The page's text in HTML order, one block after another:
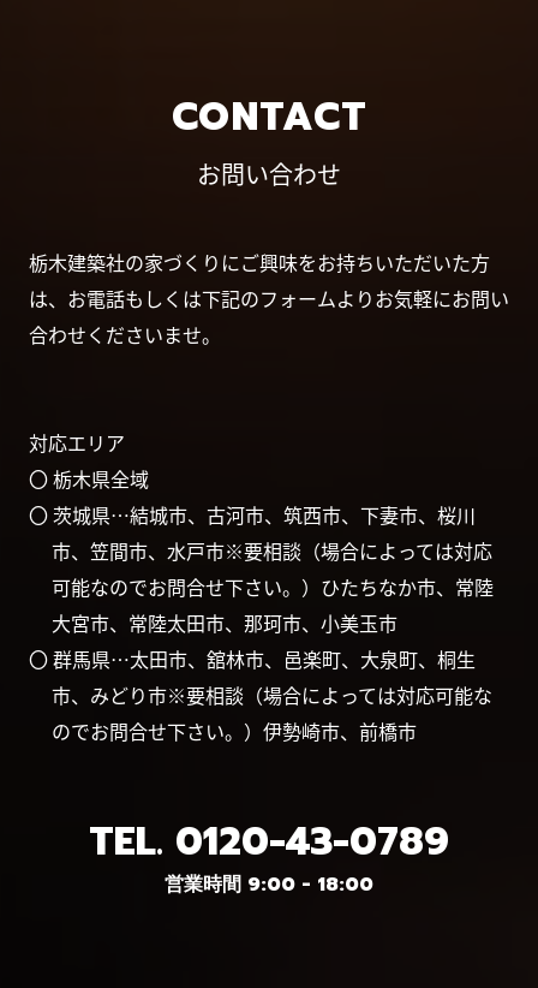
CONTACT
お問い合わせ
栃木建築社の家づくりにご興味をお持ちいただいた方
は、お電話もしくは下記のフォームよりお気軽にお問い
合わせくださいませ。
対応エリア
〇 栃木県全域
〇 茨城県…結城市、古河市、筑西市、下妻市、桜川
市、笠間市、水戸市※要相談（場合によっては対応
可能なのでお問合せ下さい。）ひたちなか市、常陸
大宮市、常陸太田市、那珂市、小美玉市
〇 群馬県…太田市、舘林市、邑楽町、大泉町、桐生
市、みどり市※要相談（場合によっては対応可能な
のでお問合せ下さい。）伊勢崎市、前橋市
TEL. 0120-43-0789
営業時間 9:00 - 18:00